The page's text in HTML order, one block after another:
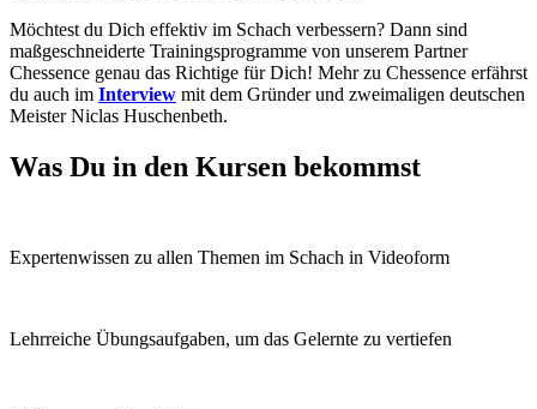
Möchtest du Dich effektiv im Schach verbessern? Dann sind
maßgeschneiderte Trainingsprogramme von unserem Partner
Chessence genau das Richtige für Dich! Mehr zu Chessence erfährst
du auch im Interview mit dem Gründer und zweimaligen deutschen
Meister Niclas Huschenbeth.
Was Du in den Kursen bekommst
Expertenwissen zu allen Themen im Schach in Videoform
Lehrreiche Übungsaufgaben, um das Gelernte zu vertiefen